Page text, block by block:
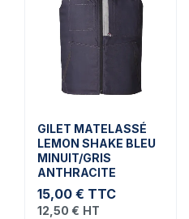
GILET MATELASSÉ
LEMON SHAKE BLEU
MINUIT/GRIS
ANTHRACITE
15,00 € TTC
12,50 € HT